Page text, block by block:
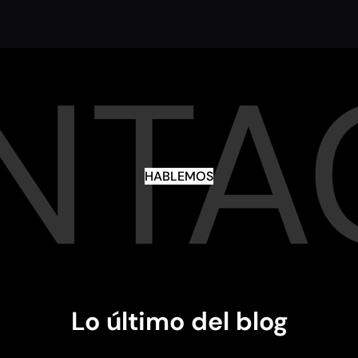
HABLEMOS
Lo último del blog